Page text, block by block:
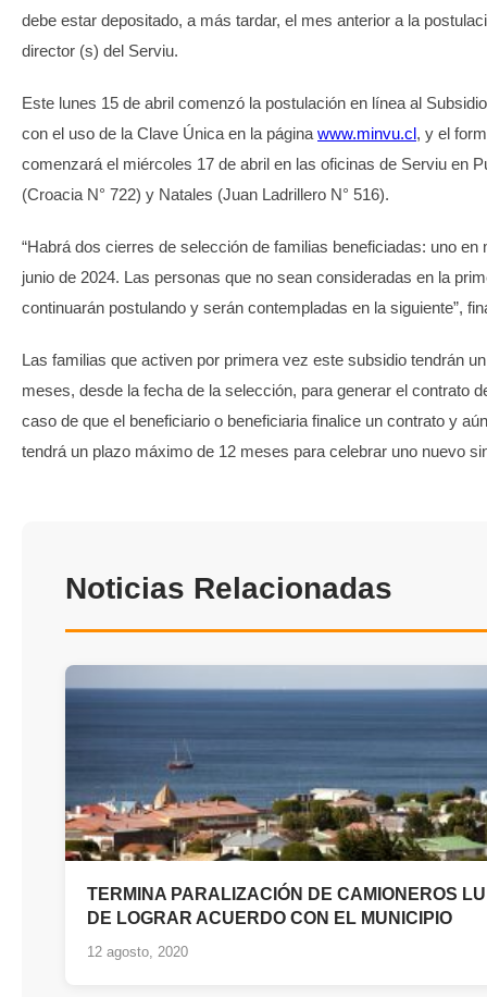
debe estar depositado, a más tardar, el mes anterior a la
director (s) del Serviu.
Este lunes 15 de abril comenzó la postulación en línea al
con el uso de la Clave Única en la página www.minvu.cl, y el
comenzará el miércoles 17 de abril en las oficinas de Serviu en
(Croacia N° 722) y Natales (Juan Ladrillero N° 516).
“Habrá dos cierres de selección de familias beneficiadas: uno en
junio de 2024. Las personas que no sean consideradas en la
continuarán postulando y serán contempladas en la siguiente”,
Las familias que activen por primera vez este subsidio tendrán
meses, desde la fecha de la selección, para generar el contrato
caso de que el beneficiario o beneficiaria finalice un contrato y
tendrá un plazo máximo de 12 meses para celebrar uno nuevo
Noticias Relacionadas
TERMINA PARALIZACIÓN DE CAMIONEROS
DE LOGRAR ACUERDO CON EL MUNICIPIO
12 agosto, 2020